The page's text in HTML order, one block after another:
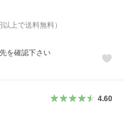
以上で送料無料）
を確認下さい
4.60